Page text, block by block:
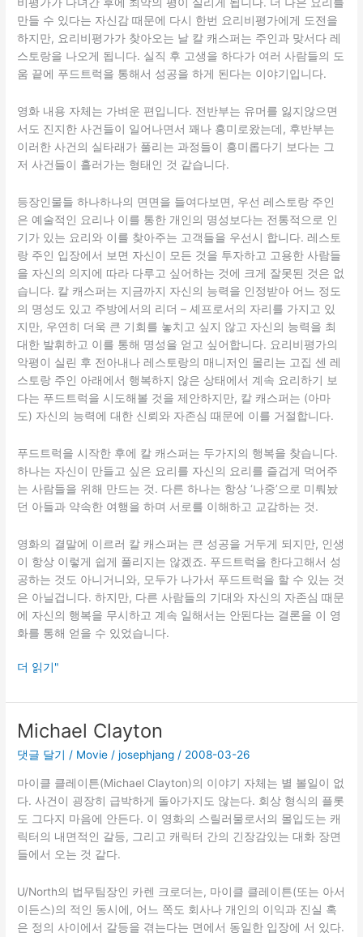
만들 수 있다는 자신감 때문에 다시 한번 요리비평가에게 도전을
하지만, 요리비평가가 찾아오는 날 칼 캐스퍼는 주인과 맞서다 레
스토랑을 나오게 됩니다. 실직 후 고생을 하다가 여러 사람들의 도
움 끝에 푸드트럭을 통해서 성공을 하게 된다는 이야기입니다.
영화 내용 자체는 가벼운 편입니다. 전반부는 유머를 잃지않으면
서도 진지한 사건들이 일어나면서 꽤나 흥미로왔는데, 후반부는
이러한 사건의 실타래가 풀리는 과정들이 흥미롭다기 보다는 그
저 사건들이 흘러가는 형태인 것 같습니다.
등장인물들 하나하나의 면면을 들여다보면, 우선 레스토랑 주인
은 예술적인 요리나 이를 통한 개인의 명성보다는 전통적으로 인
기가 있는 요리와 이를 찾아주는 고객들을 우선시 합니다. 레스토
랑 주인 입장에서 보면 자신이 모든 것을 투자하고 고용한 사람들
을 자신의 의지에 따라 다루고 싶어하는 것에 크게 잘못된 것은 없
습니다. 칼 캐스퍼는 지금까지 자신의 능력을 인정받아 어느 정도
의 명성도 있고 주방에서의 리더 – 셰프로서의 자리를 가지고 있
지만, 우연히 더욱 큰 기회를 놓치고 싶지 않고 자신의 능력을 최
대한 발휘하고 이를 통해 명성을 얻고 싶어합니다. 요리비평가의
악평이 실린 후 전아내나 레스토랑의 매니저인 몰리는 고집 센 레
스토랑 주인 아래에서 행복하지 않은 상태에서 계속 요리하기 보
다는 푸드트럭을 시도해볼 것을 제안하지만, 칼 캐스퍼는 (아마
도) 자신의 능력에 대한 신뢰와 자존심 때문에 이를 거절합니다.
푸드트럭을 시작한 후에 칼 캐스퍼는 두가지의 행복을 찾습니다.
하나는 자신이 만들고 싶은 요리를 자신의 요리를 즐겁게 먹어주
는 사람들을 위해 만드는 것. 다른 하나는 항상 ‘나중’으로 미뤄놨
던 아들과 약속한 여행을 하며 서로를 이해하고 교감하는 것.
영화의 결말에 이르러 칼 캐스퍼는 큰 성공을 거두게 되지만, 인생
이 항상 이렇게 쉽게 풀리지는 않겠죠. 푸드트럭을 한다고해서 성
공하는 것도 아니거니와, 모두가 나가서 푸드트럭을 할 수 있는 것
은 아닐겁니다. 하지만, 다른 사람들의 기대와 자신의 자존심 때문
에 자신의 행복을 무시하고 계속 일해서는 안된다는 결론을 이 영
화를 통해 얻을 수 있었습니다.
Chef
더 읽기"
Michael Clayton
댓글 달기 / Movie /josephjang / 2008-03-26
마이클 클레이튼(Michael Clayton)의 이야기 자체는 별 볼일이 없
다. 사건이 굉장히 급박하게 돌아가지도 않는다. 회상 형식의 플롯
도 그다지 마음에 안든다. 이 영화의 스릴러물로서의 몰입도는 캐
릭터의 내면적인 갈등, 그리고 캐릭터 간의 긴장감있는 대화 장면
들에서 오는 것 같다.
U/North의 법무팀장인 카렌 크로더는, 마이클 클레이튼(또는 아서
이든스)의 적인 동시에, 어느 쪽도 회사나 개인의 이익과 진실 혹
은 정의 사이에서 갈등을 겪는다는 면에서 동일한 입장에 서 있다.